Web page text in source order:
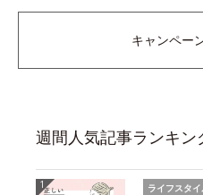
キャンペー
週間人気記事ランキン
ライフスタ